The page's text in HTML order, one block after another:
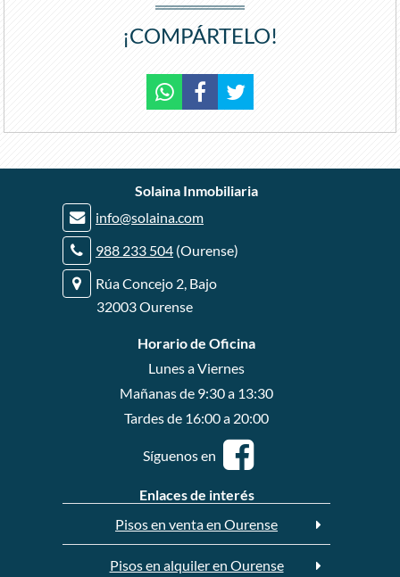
¡COMPÁRTELO!
Solaina Inmobiliaria
info@solaina.com
988 233 504 (Ourense)
Rúa Concejo 2, Bajo
32003 Ourense
Horario de Oficina
Lunes a Viernes
Mañanas de 9:30 a 13:30
Tardes de 16:00 a 20:00
Síguenos en
Enlaces de interés
Pisos en venta en Ourense
Pisos en alquiler en Ourense